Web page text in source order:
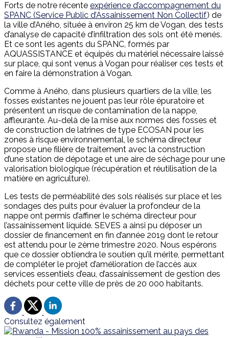
Forts de notre récente expérience d’accompagnement du
SPANC (Service Public d’Assainissement Non Collectif) de
la ville d’Aného, située à environ 25 km de Vogan, des tests
d’analyse de capacité d’infiltration des sols ont été menés.
Et ce sont les agents du SPANC, formés par
AQUASSISTANCE et équipés du matériel nécessaire laissé
sur place, qui sont venus à Vogan pour réaliser ces tests et
en faire la démonstration à Vogan.
Comme à Aného, dans plusieurs quartiers de la ville, les
fosses existantes ne jouent pas leur rôle épuratoire et
présentent un risque de contamination de la nappe,
affleurante. Au-delà de la mise aux normes des fosses et
de construction de latrines de type ECOSAN pour les
zones à risque environnemental, le schéma directeur
propose une filière de traitement avec la construction
d’une station de dépotage et une aire de séchage pour une
valorisation biologique (récupération et réutilisation de la
matière en agriculture).
Les tests de perméabilité des sols réalisés sur place et les
sondages des puits pour évaluer la profondeur de la
nappe ont permis d’affiner le schéma directeur pour
l’assainissement liquide. SEVES a ainsi pu déposer un
dossier de financement en fin d’année 2019 dont le retour
est attendu pour le 2ème trimestre 2020. Nous espérons
que ce dossier obtiendra le soutien qu’il mérite, permettant
de compléter le projet d’amélioration de l’accès aux
services essentiels d’eau, d’assainissement de gestion des
déchets pour cette ville de près de 20 000 habitants.
Consultez également